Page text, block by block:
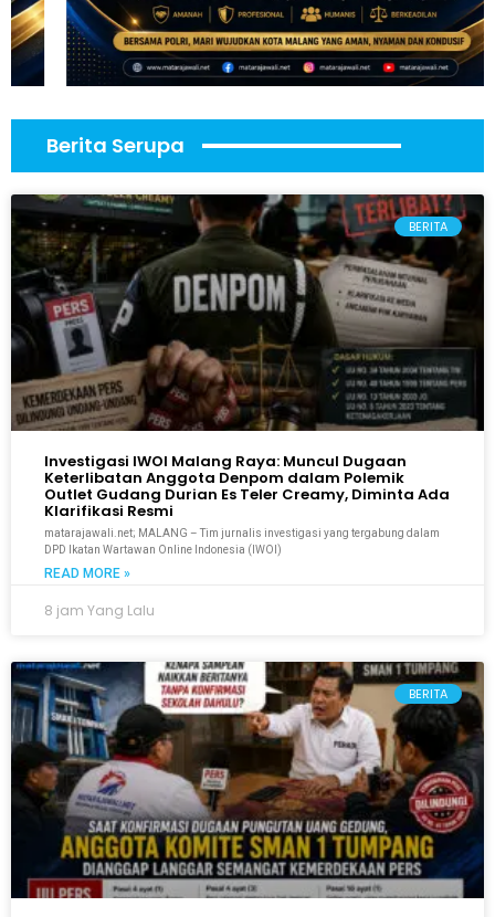
Berita Serupa
BERITA
Investigasi IWOI Malang Raya: Muncul Dugaan
Keterlibatan Anggota Denpom dalam Polemik
Outlet Gudang Durian Es Teler Creamy, Diminta Ada
Klarifikasi Resmi
matarajawali.net; MALANG – Tim jurnalis investigasi yang tergabung dalam
DPD Ikatan Wartawan Online Indonesia (IWOI)
READ MORE »
8 jam Yang Lalu
BERITA